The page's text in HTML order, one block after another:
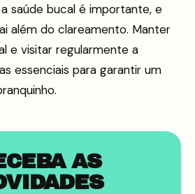
saúde bucal é importante, e
além do clareamento. Manter
e visitar regularmente a
essenciais para garantir um
AS